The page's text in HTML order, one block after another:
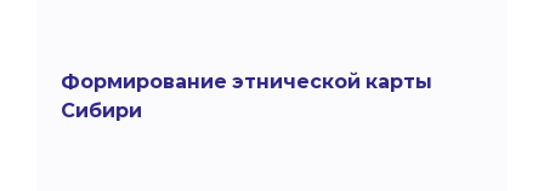
Формирование этнической карты
Сибири